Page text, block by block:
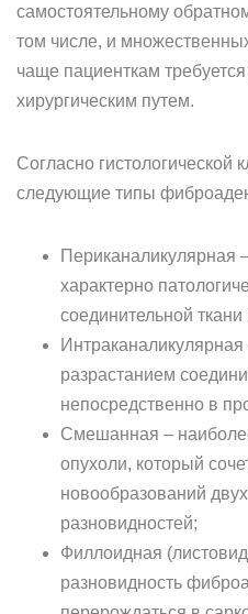
самостоятельному
том числе, и
чаще пациенткам
хирургическим путем.
Согласно
следующие типы
Периканаликулярная
характерно
соединительной ткани
разрастанием
непосредственно в
Смешанная –
опухоли, который
новообразований
разновидностей;
Филлоидная
разновидность